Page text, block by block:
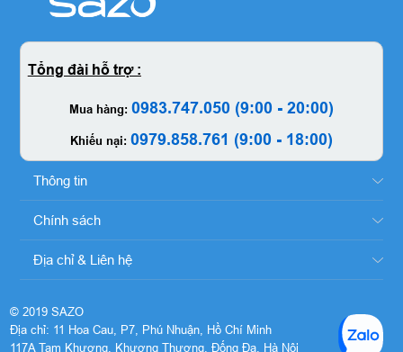
Tổng đài hỗ trợ :
Mua hàng: 0983.747.050 (9:00 - 20:00)
Khiếu nại: 0979.858.761 (9:00 - 18:00)
Thông tin
Chính sách
Địa chỉ & Liên hệ
© 2019 SAZO
Địa chỉ: 11 Hoa Cau, P7, Phú Nhuận, Hồ Chí Minh
117A Tam Khương, Khương Thượng, Đống Đa, Hà Nội